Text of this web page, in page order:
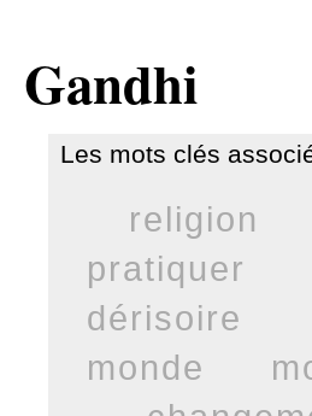
Gandhi
Les mots clés
religion
pratiquer
dérisoire
monde